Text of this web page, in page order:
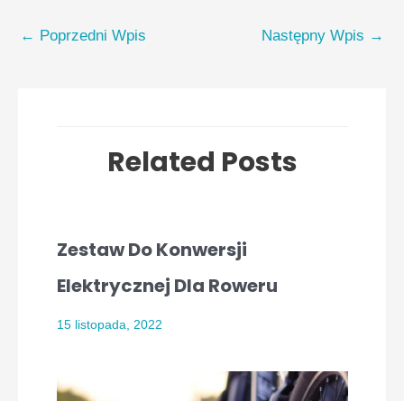
← Poprzedni Wpis Następny Wpis →
Related Posts
Zestaw Do Konwersji
Elektrycznej Dla Roweru
15 listopada, 2022